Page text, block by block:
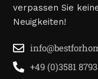
verpassen Sie
Neuigkeiten!
+49 (0)3581